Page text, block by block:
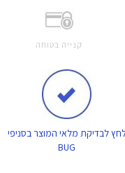
קנייה בטוחה
לבדיקת מלאי המוצר בסניפי
BUG